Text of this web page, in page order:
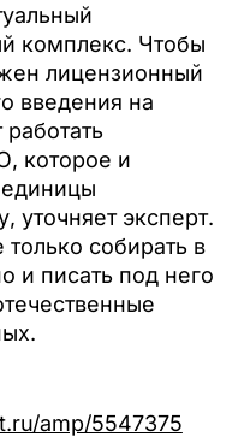
комплекс. Чтобы
лицензионный
введения на
которое и
уточняет эксперт.
собирать в
и писать под него
amp/5547375